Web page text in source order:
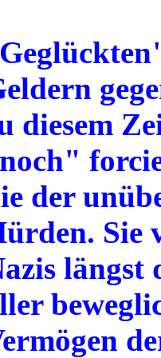
diesem
der
Sie
längst